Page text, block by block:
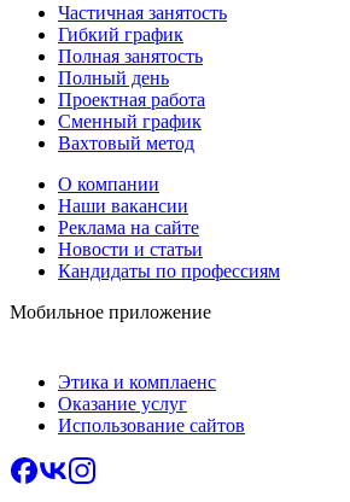
Частичная занятость
Гибкий график
Полная занятость
Полный день
Проектная работа
Сменный график
Вахтовый метод
О компании
Наши вакансии
Реклама на сайте
Новости и статьи
Кандидаты по профессиям
Мобильное приложение
Этика и комплаенс
Оказание услуг
Использование сайтов